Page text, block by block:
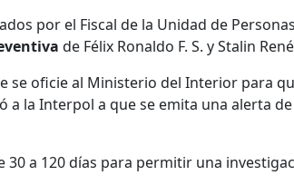
por el Fiscal de la Unidad de
de Félix Ronaldo F. S. y Stalin
se oficie al Ministerio del Interior para
a la Interpol a que se emita una alerta
a 120 días para permitir una